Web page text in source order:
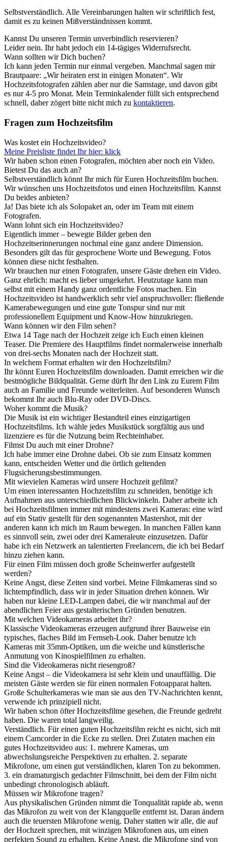
Selbstverständlich. Alle Vereinbarungen halten wir schriftlich fest,
damit es zu keinen Mißverständnissen kommt.
Kannst Du unseren Termin unverbindlich reservieren?
Leider nein. Ihr habt jedoch ein 14-tägiges Widerrufsrecht.
Wann sollten wir Dich buchen?
Ich kann jeden Termin nur einmal vergeben. Manchmal sagen mir
Brautpaare: „Wir heiraten erst in einigen Monaten“. Wir
Hochzeitsfotografen zählen aber nur die Samstage, und davon gibt
es nur 4-5 pro Monat. Mein Terminkalender füllt sich entsprechend
schnell, daher zögert bitte nicht mich zu kontaktieren.
Fragen zum Hochzeitsfilm
Was kostet ein Hochzeitsvideo?
Meine Preisliste findet Ihr hier: klick
Wir haben schon einen Fotografen, möchten aber noch ein Video.
Bietest Du das auch an?
Selbstverständlich könnt Ihr mich für Euren Hochzeitsfilm buchen.
Wir wünschen uns Hochzeitsfotos und einen Hochzeitsfilm. Kannst
Du beides anbieten?
Ja! Das biete ich als Solopaket an, oder im Team mit einem
Fotografen.
Wann lohnt sich ein Hochzeitsvideo?
Eigentlich immer – bewegte Bilder geben den
Hochzeitserinnerungen nochmal eine ganz andere Dimension.
Besonders gilt das für gesprochene Worte und Bewegung. Fotos
können diese nicht festhalten.
Wir brauchen nur einen Fotografen, unsere Gäste drehen ein Video.
Ganz ehrlich: macht es lieber umgekehrt. Heutzutage kann man
selbst mit einem Handy ganz ordentliche Fotos machen. Ein
Hochzeitsvideo ist handwerklich sehr viel anspruchsvoller: fließende
Kamerabewegungen und eine gute Tonspur sind nur mit
professionellem Equipment und Know-How hinzukriegen.
Wann können wir den Film sehen?
Etwa 14 Tage nach der Hochzeit zeige ich Euch einen kleinen
Teaser. Die Premiere des Hauptfilms findet normalerweise innerhalb
von drei-sechs Monaten nach der Hochzeit statt.
In welchem Format erhalten wir den Hochzeitsfilm?
Ihr könnt Euren Hochzeitsfilm downloaden. Damit erreichen wir die
bestmögliche Bildqualität. Gerne dürft Ihr den Link zu Eurem Film
auch an Familie und Freunde weiterleiten. Auf besonderen Wunsch
bekommt Ihr auch Blu-Ray oder DVD-Discs.
Woher kommt die Musik?
Die Musik ist ein wichtiger Bestandteil eines einzigartigen
Hochzeitsfilms. Ich wähle jedes Musikstück sorgfältig aus und
lizenziere es für die Nutzung beim Rechteinhaber.
Filmst Du auch mit einer Drohne?
Ich habe immer eine Drohne dabei. Ob sie zum Einsatz kommen
kann, entscheiden Wetter und die örtlich geltenden
Flugsicherungsbestimmungen.
Mit wievielen Kameras wird unsere Hochzeit gefilmt?
Um einen interessanten Hochzeitsfilm zu schneiden, benötige ich
Aufnahmen aus unterschiedlichen Blickwinkeln. Daher arbeite ich
bei Hochzeitsfilmen immer mit mindestens zwei Kameras: eine wird
auf ein Stativ gestellt für den sogenannten Mastershot, mit der
anderen kann ich mich im Raum bewegen. In manchen Fällen kann
es sinnvoll sein, zwei oder drei Kameraleute einzusetzen. Dafür
habe ich ein Netzwerk an talentierten Freelancern, die ich bei Bedarf
hinzu ziehen kann.
Für einen Film müssen doch große Scheinwerfer aufgestellt
werden?
Keine Angst, diese Zeiten sind vorbei. Meine Filmkameras sind so
lichtempfindlich, dass wir in jeder Situation drehen können. Wir
haben nur kleine LED-Lampen dabei, die wir manchmal auf der
abendlichen Feier aus gestalterischen Gründen benutzen.
Mit welchen Videokameras arbeitet ihr?
Klassische Videokameras erzeugen aufgrund ihrer Bauweise ein
typisches, flaches Bild im Fernseh-Look. Daher benutze ich
Kameras mit 35mm-Optiken, um die weiche und künstlerische
Anmutung von Kinospielfilmen zu erhalten.
Sind die Videokameras nicht riesengroß?
Keine Angst – die Videokamera ist sehr klein und unauffällig. Die
meisten Gäste werden sie für einen normalen Fotoapparat halten.
Große Schulterkameras wie man sie aus den TV-Nachrichten kennt,
verwende ich prinzipiell nicht.
Wir haben schon öfter Hochzeitsfilme gesehen, die Freunde gedreht
haben. Die waren total langweilig.
Verständlich. Für einen guten Hochzeitsfilm reicht es nicht, sich mit
einem Camcorder in die Ecke zu stellen. Drei Zutaten machen ein
gutes Hochzeitsvideo aus: 1. mehrere Kameras, um
abwechslungsreiche Perspektiven zu erhalten. 2. separate
Mikrofone, um einen gut verständlichen, klaren Ton zu bekommen.
3. ein dramaturgisch gedachter Filmschnitt, bei dem der Film nicht
unbedingt chronologisch abläuft.
Müssen wir Mikrofone tragen?
Aus physikalischen Gründen nimmt die Tonqualität rapide ab, wenn
das Mikrofon zu weit von der Klangquelle entfernt ist. Daran ändern
auch die teuersten Mikrofone wenig. Daher statten wir alle, die auf
der Hochzeit sprechen, mit winzigen Mikrofonen aus, um einen
perfekten Sound zu erhalten. Keine Angst, die Mikrofone sind von